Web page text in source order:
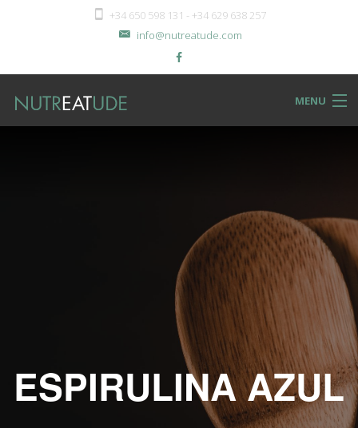
+34 650 598 131 - +34 629 638 257
info@nutreatude.com
MENU
Back
RECIPeatS
RECETAS
ESCRITAS
VIDEO
ESPIRULINA AZUL